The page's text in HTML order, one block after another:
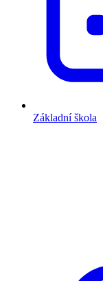
Základní škola